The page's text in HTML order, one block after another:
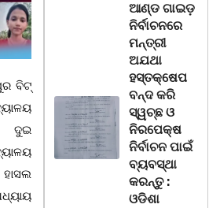
ବିଟ୍
ଦୁଇ
ଆଣ୍ଡ ଗାଇଡ଼
ନିର୍ବାଚନରେ
ମନ୍ତ୍ରୀ
ଅଯଥା
ହସ୍ତକ୍ଷେପ
ବନ୍ଦ କରି
ସ୍ୱଚ୍ଛ ଓ
ନିରପେକ୍ଷ
ନିର୍ବାଚନ ପାଇଁ
ବ୍ୟବସ୍ଥା
କରନ୍ତୁ :
ଓଡିଶା